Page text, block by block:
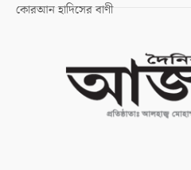
কোরআন হাদিসের বাণী